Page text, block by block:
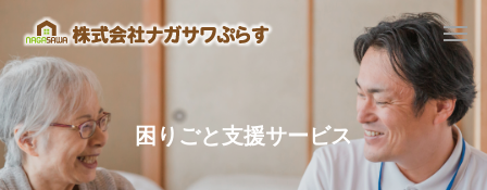
困りごと支援サービス